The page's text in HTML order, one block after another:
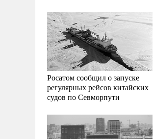
Росатом сообщил о запуске
регулярных рейсов китайских
судов по Севморпути